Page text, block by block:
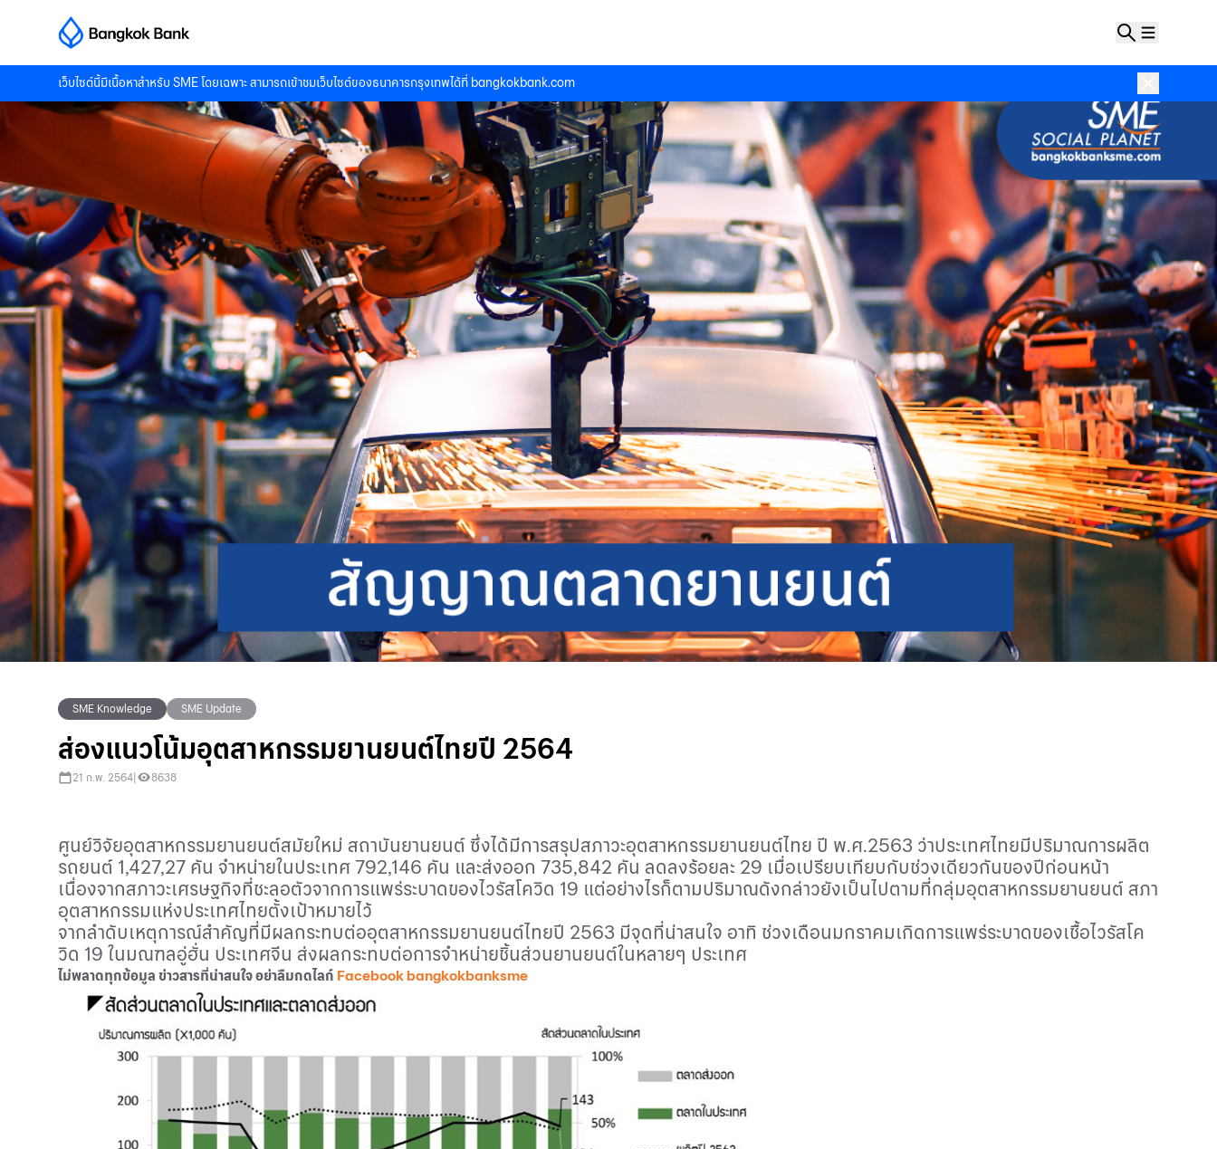
เว็บไซต์นี้มีเนื้อหาสำหรับ SME โดยเฉพาะ สามารถเข้าชมเว็บไซต์ของธนาคารกรุงเทพได้ที่ bangkokbank.com
SME Knowledge SME Update
ส่องแนวโน้มอุตสาหกรรมยานยนต์ไทยปี 2564
21 ก.พ. 2564 8638
ศูนย์วิจัยอุตสาหกรรมยานยนต์สมัยใหม่ สถาบันยานยนต์ ซึ่งได้มีการสรุปสภาวะอุตสาหกรรมยานยนต์ไทย ปี พ.ศ.2563 ว่าประเทศไทยมีปริมาณการผลิต
รถยนต์ 1,427,27 คัน จำหน่ายในประเทศ 792,146 คัน และส่งออก 735,842 คัน ลดลงร้อยละ 29 เมื่อเปรียบเทียบกับช่วงเดียวกันของปีก่อนหน้า
เนื่องจากสภาวะเศรษฐกิจที่ชะลอตัวจากการแพร่ระบาดของไวรัสโควิด 19 แต่อย่างไรก็ตามปริมาณดังกล่าวยังเป็นไปตามที่กลุ่มอุตสาหกรรมยานยนต์ สภา
อุตสาหกรรมแห่งประเทศไทยตั้งเป้าหมายไว้
จากลำดับเหตุการณ์สำคัญที่มีผลกระทบต่ออุตสาหกรรมยานยนต์ไทยปี 2563 มีจุดที่น่าสนใจ อาทิ ช่วงเดือนมกราคมเกิดการแพร่ระบาดของเชื้อไวรัสโค
วิด 19 ในมณฑลอู่ฮั่น ประเทศจีน ส่งผลกระทบต่อการจำหน่ายชิ้นส่วนยานยนต์ในหลายๆ ประเทศ
ไม่พลาดทุกข้อมูล ข่าวสารที่น่าสนใจ อย่าลืมกดไลก์ Facebook bangkokbanksme